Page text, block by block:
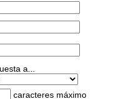
a...
caracteres máximo